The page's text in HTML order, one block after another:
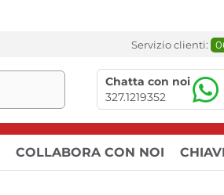
Servizio clienti:
Chatta con noi
327.1219352
COLLABORA CON NOI